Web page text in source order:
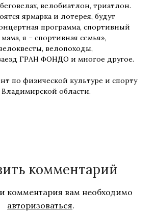
велобиатлон, триатлон.
ярмарка и лотерея, будут
программа, спортивный
я – спортивная семья»,
велопоходы,
ГРАН ФОНДО и многое другое.
по физической культуре и спорту
области.
комментарий
комментария вам необходимо
авторизоваться.